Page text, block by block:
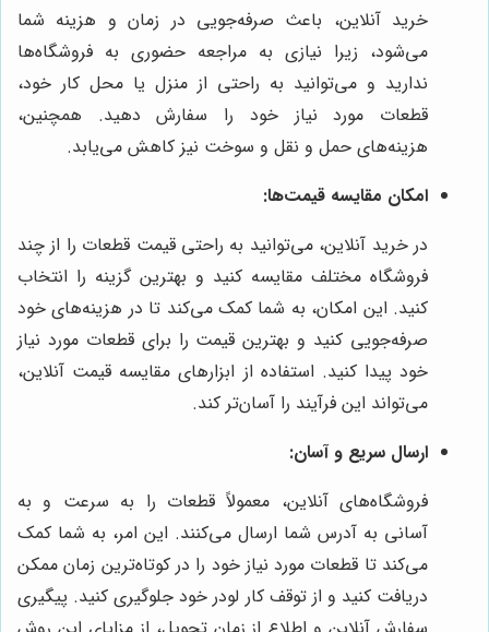
خرید آنلاین، باعث صرفه‌جویی در زمان و هزینه شما
می‌شود، زیرا نیازی به مراجعه حضوری به فروشگاه‌ها
ندارید و می‌توانید به راحتی از منزل یا محل کار خود،
قطعات مورد نیاز خود را سفارش دهید. همچنین،
هزینه‌های حمل و نقل و سوخت نیز کاهش می‌یابد.
امکان مقایسه قیمت‌ها:
در خرید آنلاین، می‌توانید به راحتی قیمت قطعات را از چند
فروشگاه مختلف مقایسه کنید و بهترین گزینه را انتخاب
کنید. این امکان، به شما کمک می‌کند تا در هزینه‌های خود
صرفه‌جویی کنید و بهترین قیمت را برای قطعات مورد نیاز
خود پیدا کنید. استفاده از ابزارهای مقایسه قیمت آنلاین،
می‌تواند این فرآیند را آسان‌تر کند.
ارسال سریع و آسان:
فروشگاه‌های آنلاین، معمولاً قطعات را به سرعت و به
آسانی به آدرس شما ارسال می‌کنند. این امر، به شما کمک
می‌کند تا قطعات مورد نیاز خود را در کوتاه‌ترین زمان ممکن
دریافت کنید و از توقف کار لودر خود جلوگیری کنید. پیگیری